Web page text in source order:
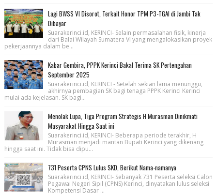
Lagi BWSS VI Disorot, Terkait Honor TPM P3-TGAI di Jambi Tak
Dibayar
Suarakerinci.id, KERINCI- Selain permasalahan fisik, kinerja
dari Balai Wilayah Sumatera VI yang mengalokasikan proyek
pekerjaannya dalam be...
Kabar Gembira, PPPK Kerinci Bakal Terima SK Pertengahan
September 2025
Suarakerinci.id, KERINCI - Setelah sekian lama menunggu,
akhirnya pembagian SK bagi tenaga PPPK Kerinci Kerinci
mulai ada kejelasan. SK bagi...
Menolak Lupa, Tiga Program Strategis H Murasman Dinikmati
Masyarakat Hingga Saat ini
Suarakerinci.id, KERINCI- Beberapa periode terakhir, H
Murasman menjadi mantan Bupati Kerinci yang dikenang
hingga saat ini. Tidak bisa dipu...
731 Peserta CPNS Lulus SKD, Berikut Nama-namanya
Suarakerinci.id, KERINCI- Sebanyak 731 Peserta seleksi Calon
Pegawai Negeri Sipil (CPNS) Kerinci, dinyatakan lulus seleksi
Kompetensi Dasar ...